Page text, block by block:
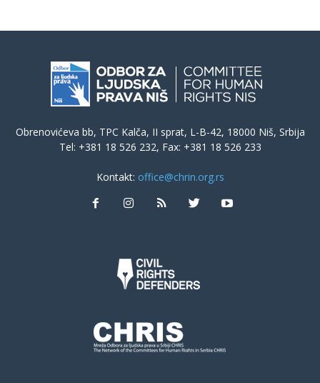
Obrenovićeva bb, TPC Kalča, II sprat, L-B-42, 18000 Niš, Srbija
Tel: +381 18 526 232, Fax: +381 18 526 233
Kontakt: office@chrin.org.rs